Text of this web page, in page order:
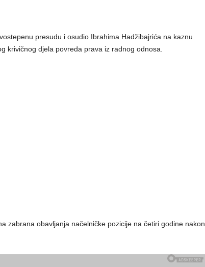
presudu i osudio Ibrahima Hadžibajrića na kaznu
krivičnog djela povreda prava iz radnog odnosa.
zabrana obavljanja načelničke pozicije na četiri godine nakon